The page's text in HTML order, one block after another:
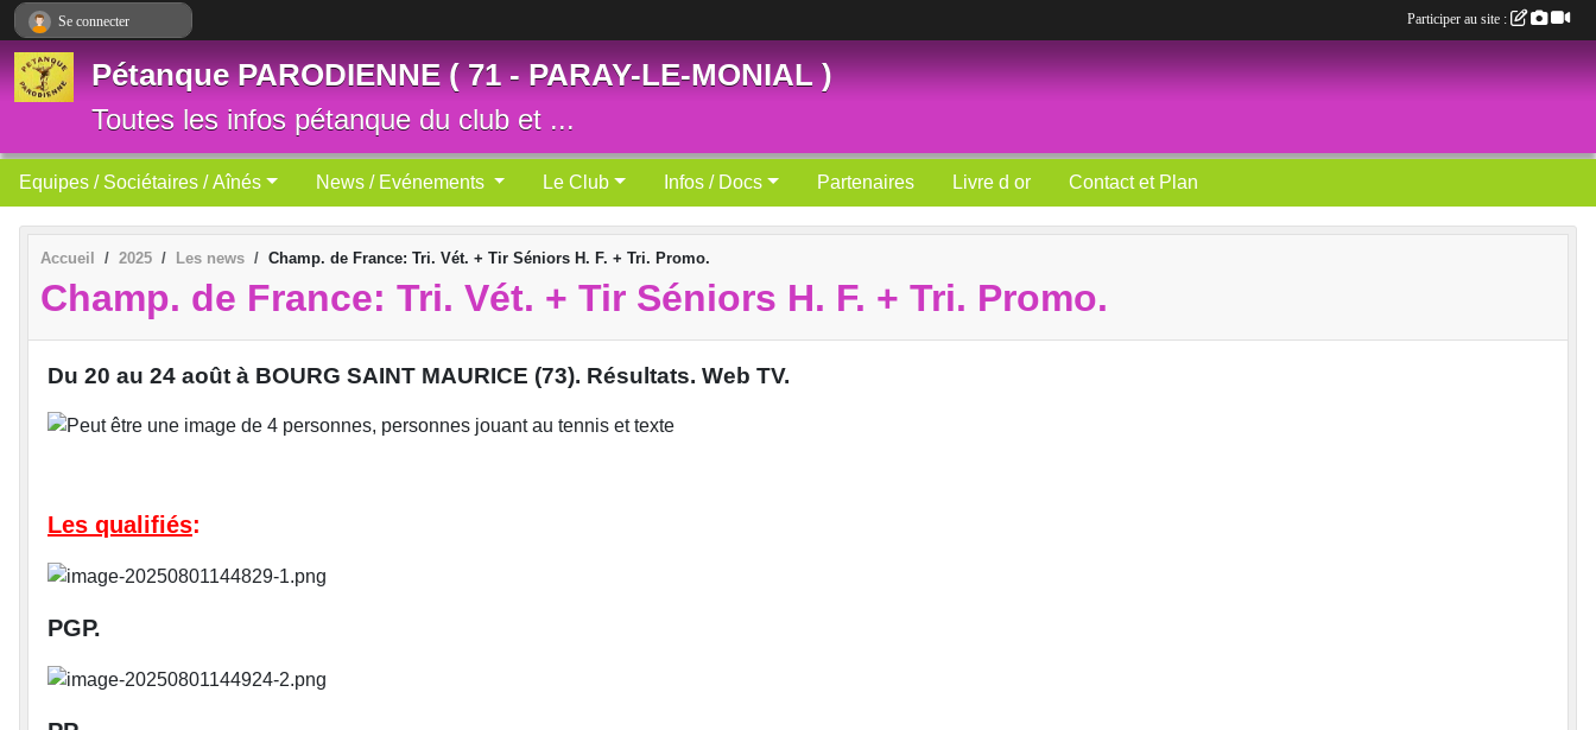
Pétanque PARODIENNE ( 71 - PARAY-LE-MONIAL )
Toutes les infos pétanque du club et ...
Equipes / Sociétaires / Aînés News / Evénements Le Club Infos / Docs Partenaires Livre d or Contact et Plan
Accueil 2025 Les news Champ. de France: Tri. Vét. + Tir Séniors H. F. + Tri. Promo.
Champ. de France: Tri. Vét. + Tir Séniors H. F. + Tri. Promo.
Du 20 au 24 août à BOURG SAINT MAURICE (73). Résultats. Web TV.
Les qualifiés:
PGP.
Se connecter Participer au site :
Panneau de gestion des cookies